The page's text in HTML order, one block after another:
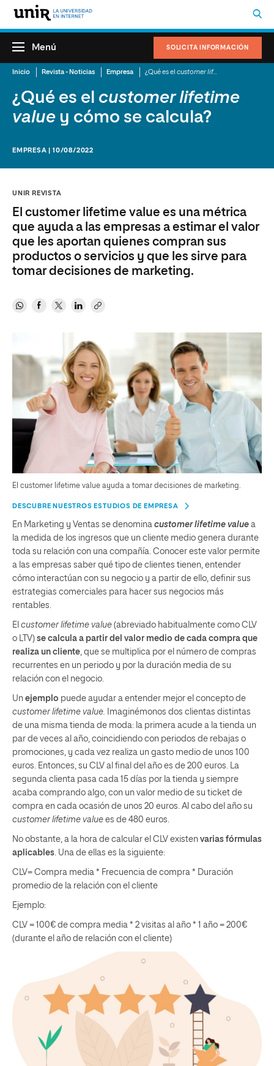
SOLICITA INFORMACIÓN
Menú
Inicio Revista - Noticias Empresa ¿Qué es el customer lifetime value
¿Qué es el customer lifetime
valuey cómo se calcula?
EMPRESA | 10/08/2022
UNIR REVISTA
El customer lifetime value es una métrica
que ayuda a las empresas a estimar el valor
que les aportan quienes compran sus
productos o servicios y que les sirve para
tomar decisiones de marketing.
El customer lifetime value ayuda a tomar decisiones de marketing.
DESCUBRE NUESTROS ESTUDIOS DE EMPRESA
En Marketing y Ventas se denomina customer lifetime value a
la medida de los ingresos que un cliente medio genera durante
toda su relación con una compañía. Conocer este valor permite
a las empresas saber qué tipo de clientes tienen, entender
cómo interactúan con su negocio y a partir de ello, definir sus
estrategias comerciales para hacer sus negocios más
rentables.
El customer lifetime value (abreviado habitualmente como CLV
o LTV) se calcula a partir del valor medio de cada compra que
realiza un cliente , que se multiplica por el número de compras
recurrentes en un periodo y por la duración media de su
relación con el negocio.
Un ejemplo puede ayudar a entender mejor el concepto de
customer lifetime value.
Imaginémonos dos clientas distintas
de una misma tienda de moda: la primera acude a la tienda un
par de veces al año, coincidiendo con periodos de rebajas o
promociones, y cada vez realiza un gasto medio de unos 100
euros. Entonces, su CLV al final del año es de 200 euros. La
segunda clienta pasa cada 15 días por la tienda y siempre
acaba comprando algo, con un valor medio de su ticket de
compra en cada ocasión de unos 20 euros. Al cabo del año su
customer lifetime value es de 480 euros.
No obstante, a la hora de calcular el CLV existen varias fórmulas
aplicables . Una de ellas es la siguiente:
CLV= Compra media * Frecuencia de compra * Duración
promedio de la relación con el cliente
Ejemplo:
CLV = 100€ de compra media * 2 visitas al año * 1 año = 200€
(durante el año de relación con el cliente)